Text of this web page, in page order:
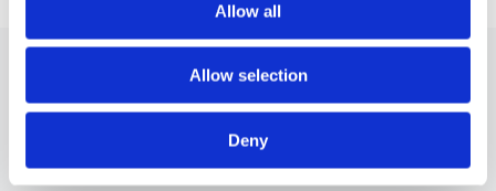
Allow all
Allow selection
Deny
ZAPISZ SIĘ NA NEWSY!
Subskrybować